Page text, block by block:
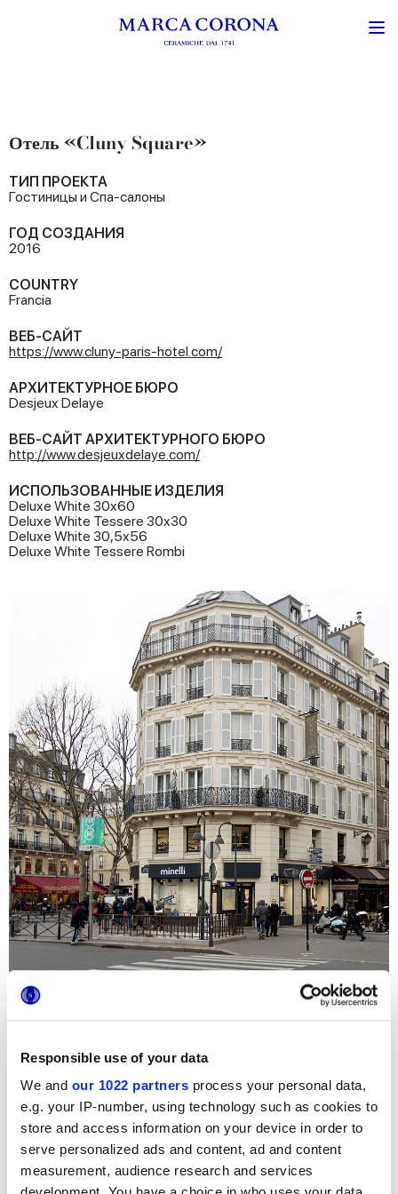
Responsible use of your data
We and our 1022 partners process your personal data,
e.g. your IP-number, using technology such as cookies to
store and access information on your device in order to
serve personalized ads and content, ad and content
measurement, audience research and services
Отель «Cluny Square»
ТИП ПРОЕКТА
Гостиницы и Спа-салоны
ГОД СОЗДАНИЯ
2016
COUNTRY
Francia
ВЕБ-САЙТ
https://www.cluny-paris-hotel.com/
АРХИТЕКТУРНОЕ БЮРО
Desjeux Delaye
ВЕБ-САЙТ АРХИТЕКТУРНОГО БЮРО
http://www.desjeuxdelaye.com/
ИСПОЛЬЗОВАННЫЕ ИЗДЕЛИЯ
Deluxe White 30x60
Deluxe White Tessere 30x30
Deluxe White 30,5x56
Deluxe White Tessere Rombi
Эксцентричный отель в самом центре Парижа - шедевр
элегантности, где цветовое решение становится
отличительной чертой каждого номер-люкс благодаря
облицовке в ультра-гламурном стиле. Плитка
Deluxe
вносит свою лепту в интерьер ванных комнат в номерах:
поверхности облицованы под мрамор, как на полу,
выложенном плиткой форматом 30x60 и изысканными